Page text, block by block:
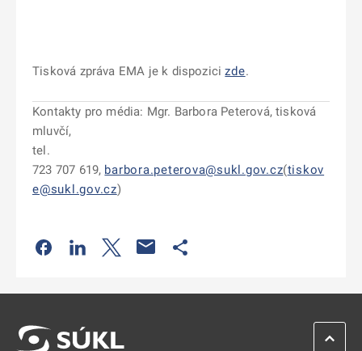
Tisková zpráva EMA je k dispozicizde.
Kontakty pro média: Mgr. Barbora Peterová, tisková
mluvčí,
tel.
723 707 619, barbora.peterova@sukl.gov.cz(tiskov
e@sukl.gov.cz)
Odkaz se otevře na nové kartě
Odkaz se otevře na nové kartě
Odkaz se otevře na nové kartě
ZPĚT